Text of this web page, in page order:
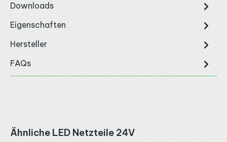
Downloads
Eigenschaften
Hersteller
FAQs
Produktgalerie überspringen
Ähnliche LED Netzteile 24V